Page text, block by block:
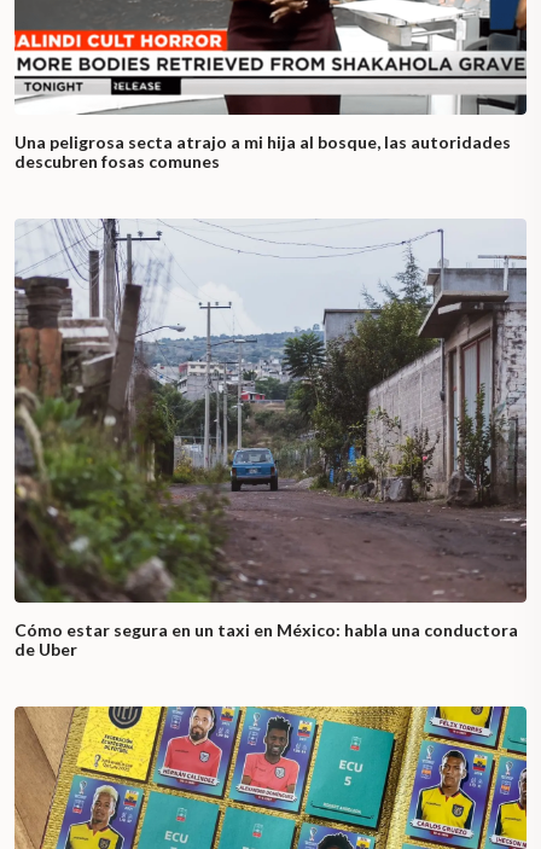
Una peligrosa secta atrajo a mi hija al bosque, las autoridades
descubren fosas comunes
Cómo estar segura en un taxi en México: habla una conductora
de Uber